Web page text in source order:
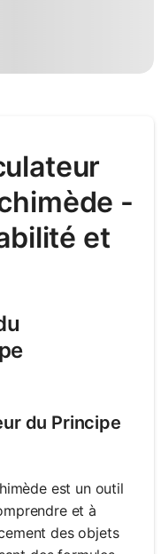
-
et
du Principe
est un outil
et à
des objets